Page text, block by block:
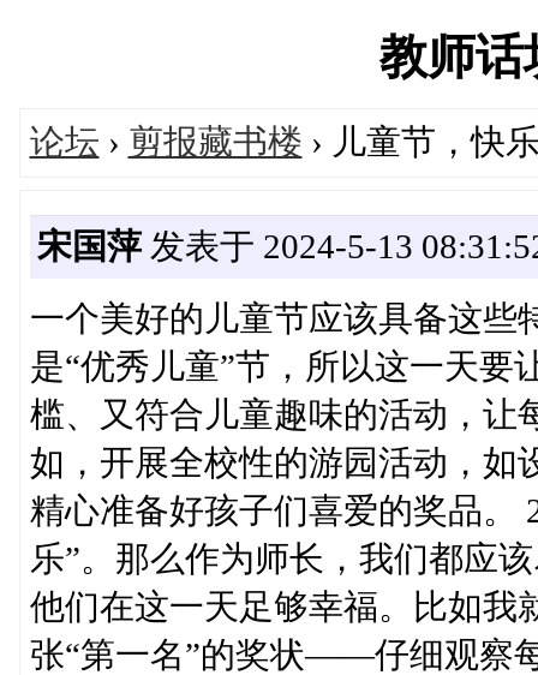
教师话
论坛 › 剪报藏书楼 › 儿童节，快
宋国萍发表于 2024-5-13
一个美好的儿童节应该具备这
是“优秀儿童”节，所以这一天要
槛、又符合儿童趣味的活动，让
如，开展全校性的游园活动，如
精心准备好孩子们喜爱的奖品。
乐”。那么作为师长，我们都应
他们在这一天足够幸福。比如我
张“第一名”的奖状——仔细观察